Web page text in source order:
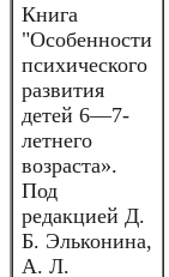
Книга
"Особенности
психического
развития
детей 6—7-
летнего
возраста».
Под
редакцией Д.
Б. Эльконина,
А. Л.